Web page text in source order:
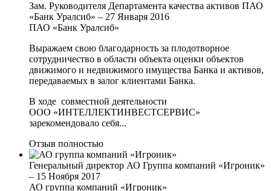
Зам. Руководителя Департамента качества активов ПАО
«Банк Уралсиб» – 27 Января 2016
ПАО «Банк Уралсиб»
Выражаем свою благодарность за плодотворное
сотрудничество в области объекта оценки объектов
движимого и недвижимого имущества Банка и активов,
передаваемых в залог клиентами Банка.
В ходе совместной деятельности
ООО «ИНТЕЛЛЕКТИНВЕСТСЕРВИС»
зарекомендовало себя...
Отзыв полностью
Генеральный директор АО Группа компаний «Игроник»
– 15 Ноября 2017
АО группа компаний «Игроник»